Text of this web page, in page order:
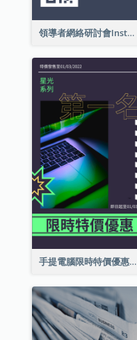
領導者網絡研討會Instagram限時動態
手提電腦限時特價優惠Instagram限時動態